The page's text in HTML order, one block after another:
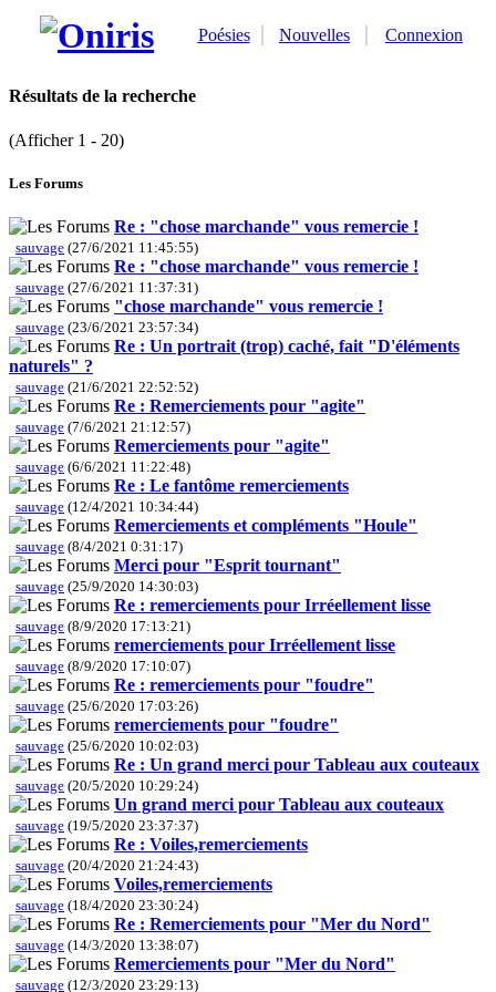
Poésies Nouvelles Connexion
Résultats de la recherche
(Afficher 1 - 20)
Les Forums
Re : "chose marchande" vous remercie !
sauvage (27/6/2021 11:45:55)
Re : "chose marchande" vous remercie !
sauvage (27/6/2021 11:37:31)
"chose marchande" vous remercie !
sauvage (23/6/2021 23:57:34)
Re : Un portrait (trop) caché, fait "D'éléments
naturels" ?
sauvage (21/6/2021 22:52:52)
Re : Remerciements pour "agite"
sauvage (7/6/2021 21:12:57)
Remerciements pour "agite"
sauvage (6/6/2021 11:22:48)
Re : Le fantôme remerciements
sauvage (12/4/2021 10:34:44)
Remerciements et compléments "Houle"
sauvage (8/4/2021 0:31:17)
Merci pour "Esprit tournant"
sauvage (25/9/2020 14:30:03)
Re : remerciements pour Irréellement lisse
sauvage (8/9/2020 17:13:21)
remerciements pour Irréellement lisse
sauvage (8/9/2020 17:10:07)
Re : remerciements pour "foudre"
sauvage (25/6/2020 17:03:26)
remerciements pour "foudre"
sauvage (25/6/2020 10:02:03)
Re : Un grand merci pour Tableau aux couteaux
sauvage (20/5/2020 10:29:24)
Un grand merci pour Tableau aux couteaux
sauvage (19/5/2020 23:37:37)
Re : Voiles,remerciements
sauvage (20/4/2020 21:24:43)
Voiles,remerciements
sauvage (18/4/2020 23:30:24)
Re : Remerciements pour "Mer du Nord"
sauvage (14/3/2020 13:38:07)
Remerciements pour "Mer du Nord"
sauvage (12/3/2020 23:29:13)